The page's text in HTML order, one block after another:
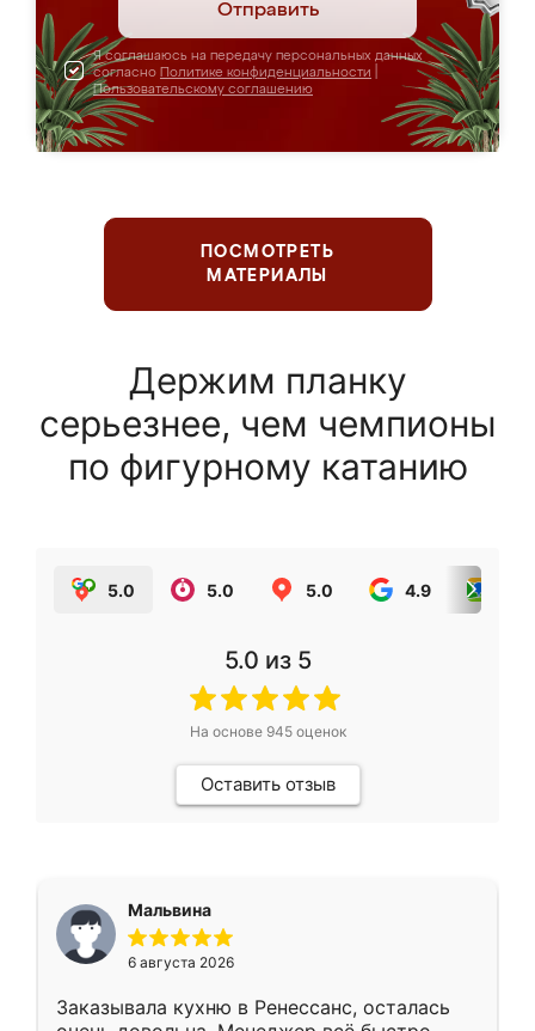
Отправить
Я соглашаюсь на передачу персональных данных
согласно Политике конфиденциальности
Пользовательскому соглашению
ПОСМОТРЕТЬ
МАТЕРИАЛЫ
Держим планку
серьезнее, чем чемпионы
по фигурному катанию
5.0 5.0 5.0 4.9
5.0 из 5
На основе 945оценок
Оставить отзыв
Мальвина
6 августа 2026
Заказывала кухню в Ренессанс, осталась